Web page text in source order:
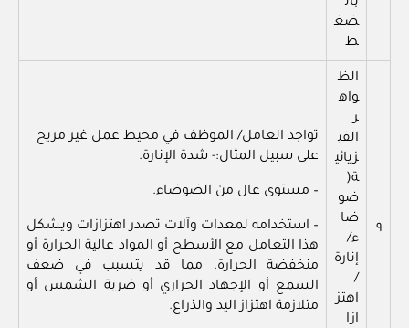
ضغ
ط
٩
الظ
واه
ر
الفي
زيائي
ة(
ضو
ضا
ء/
إنارة
/
اهتز
ازا
تواجد العامل/ الموظف في محيط عمل غير مريح
على سبيل المثال:- شدة الإنارة.
– مستوى عال من الضوضاء.
– استخدامه لمعدات وآلات تصدر اهتزازات ويشكل
هذا التعامل مع الأسطح أو المواد عالية الحرارة أو
منخفضة الحرارة. مما قد يتسبب في ضعف
السمع أو الإجهاد الحراري أو ضربة الشمس أو
متلازمة اهتزاز اليد والذراع.